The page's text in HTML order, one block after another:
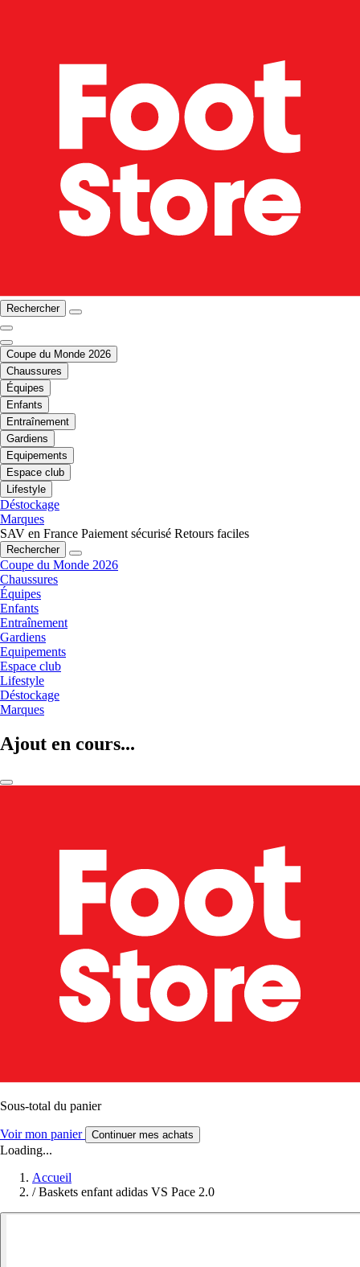
Rechercher
Coupe du Monde 2026
Chaussures
Équipes
Enfants
Entraînement
Gardiens
Equipements
Espace club
Lifestyle
Déstockage
Marques
SAV en France Paiement sécurisé Retours faciles
Rechercher
Coupe du Monde 2026
Chaussures
Équipes
Enfants
Entraînement
Gardiens
Equipements
Espace club
Lifestyle
Déstockage
Marques
Ajout en cours...
Sous-total du panier
Voir mon panier Continuer mes achats
Loading...
Accueil
/ Baskets enfant adidas VS Pace 2.0